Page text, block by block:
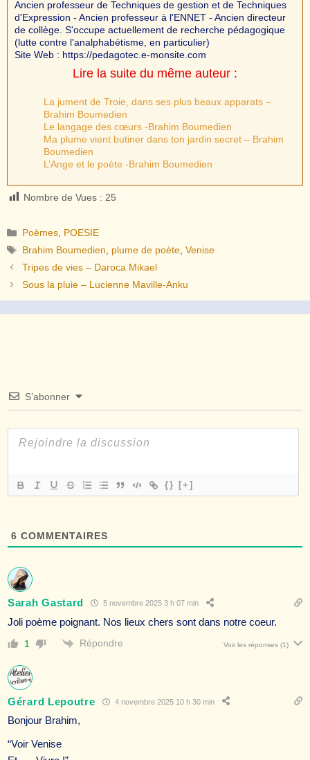
Ancien professeur de Techniques de gestion et de Techniques
d'Expression - Ancien professeur à l'ENNET - Ancien directeur
de collège. S'occupe actuellement de recherche pédagogique
(lutte contre l'analphabétisme, en particulier)
Site Web : https://pedagotec.e-monsite.com
Lire la suite du même auteur :
La jument de Troie, dans ses plus beaux apparats –
Brahim Boumedien
Le langage des cœurs -Brahim Boumedien
Ma plume vient butiner dans ton jardin secret – Brahim
Boumedien
L’Ange et le poète -Brahim Boumedien
Nombre de Vues : 25
Catégories
Poèmes POESIE
Étiquettes
Brahim Boumedien plume de poète ,Venise
Tripes de vies – Daroca Mikael
Sous la pluie – Lucienne Maville-Anku
S’abonner
{} [+]
6 COMMENTAIRES
Sarah Gastard 5 novembre 2025 3 h 07 min
Joli poème poignant. Nos lieux chers sont dans notre coeur.
1 Répondre Voir les réponses (1)
Gérard Lepoutre 4 novembre 2025 10 h 30 min
Bonjour Brahim,
“Voir Venise